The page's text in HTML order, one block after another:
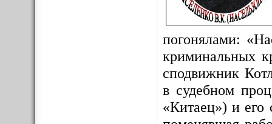
погонялами:
криминальных
сподвижник
в судебном
«Китаец») и